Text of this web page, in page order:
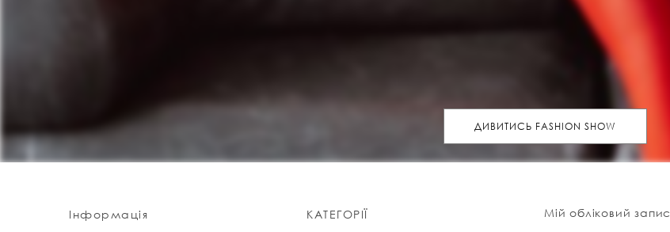
ДИВИТИСЬ FASHION SHOW
Інформація КАТЕГОРІЇ
Мій обліковий запис